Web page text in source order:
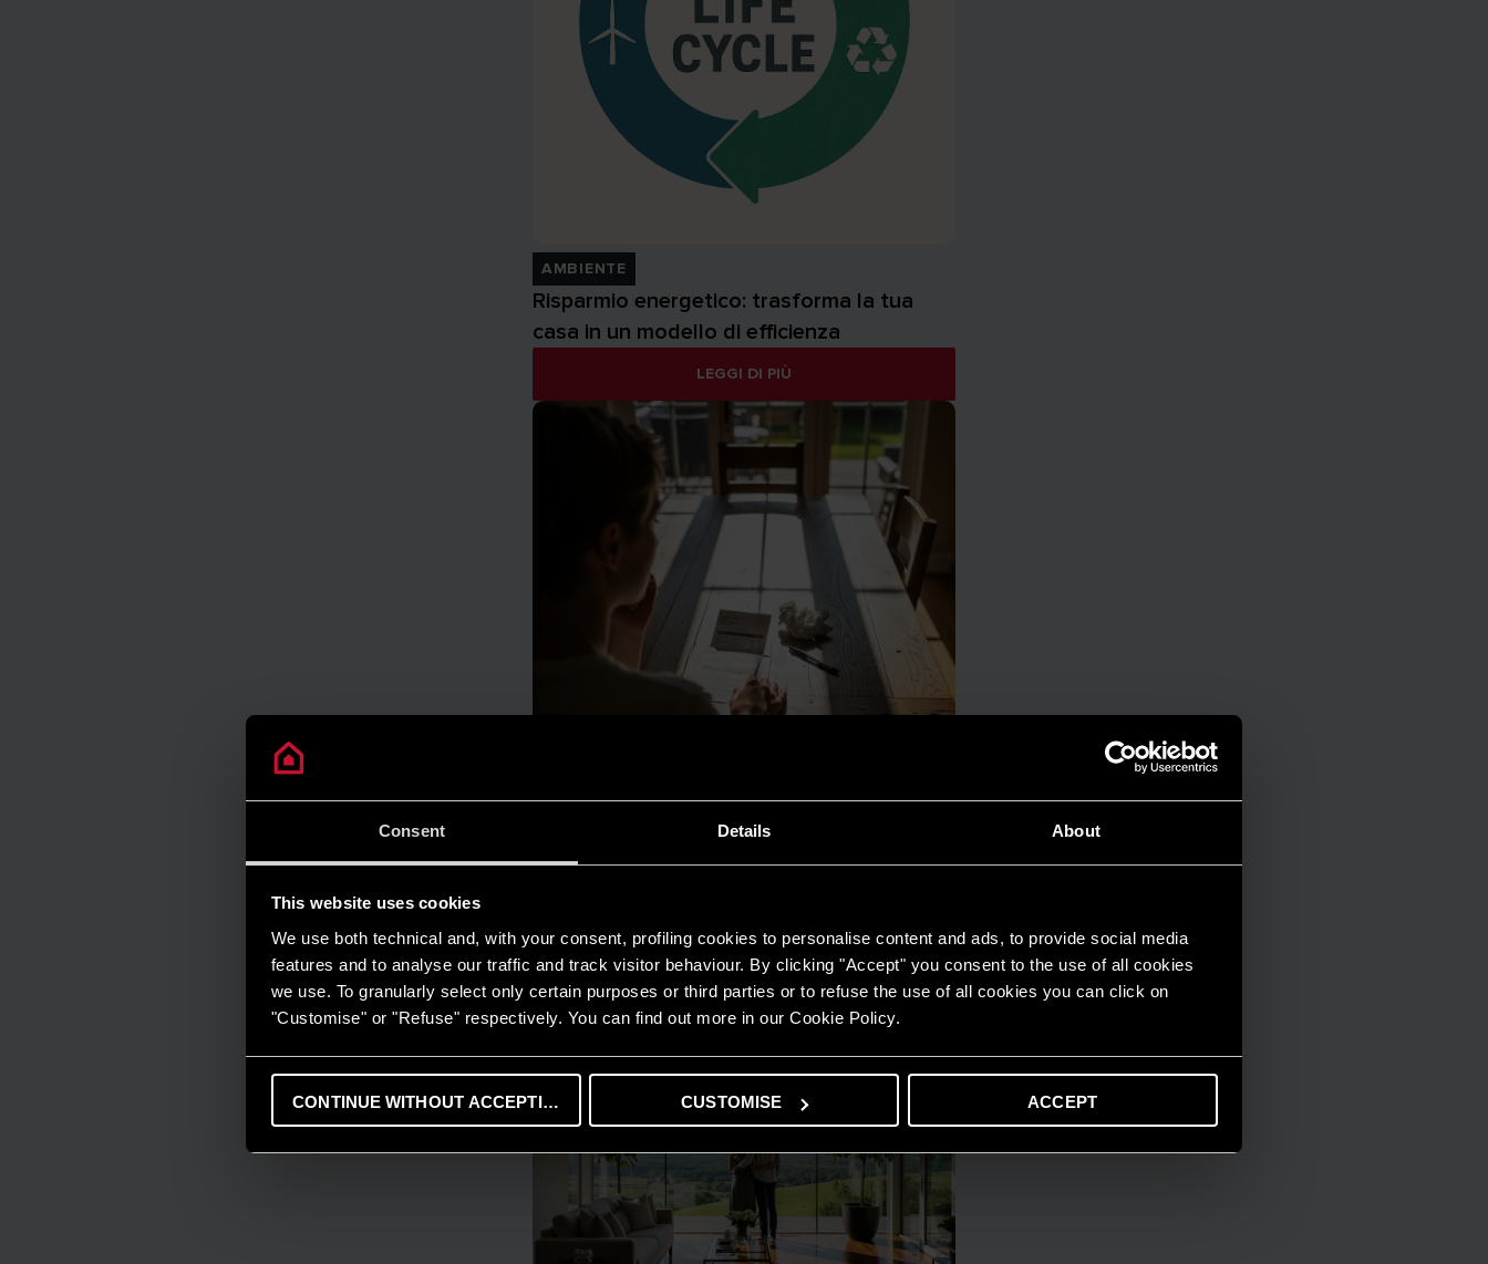
Consent Details About
This website uses cookies
We use both technical and, with your consent, profiling cookies to personalise content and ads, to provide social media
features and to analyse our traffic and track visitor behaviour. By clicking "Accept" you consent to the use of all cookies
we use. To granularly select only certain purposes or third parties or to refuse the use of all cookies you can click on
"Customise" or "Refuse" respectively. You can find out more in our Cookie Policy.
CONTINUE WITHOUT ACCEPTING CUSTOMISE ACCEPT
AMBIENTE
Risparmio energetico: trasforma la tua
casa in un modello di efficienza
LEGGI DI PIÙ